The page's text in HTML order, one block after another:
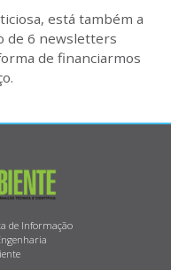
está também a
de 6 newsletters
de financiarmos
de Informação